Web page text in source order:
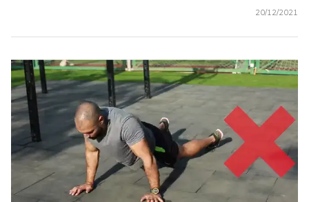
20/12/2021